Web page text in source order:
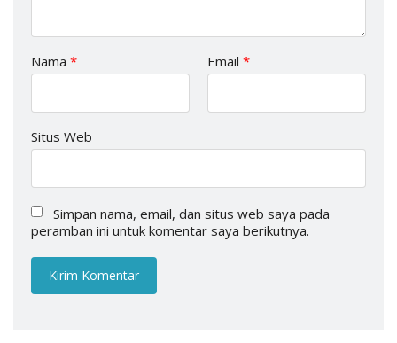
Nama * Email *
Situs Web
Simpan nama, email, dan situs web saya pada
peramban ini untuk komentar saya berikutnya.